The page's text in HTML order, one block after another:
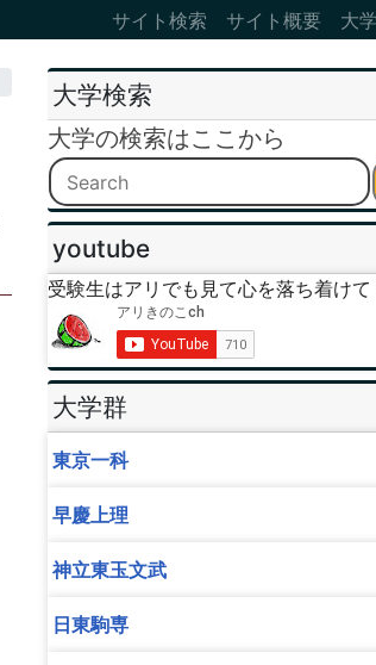
サイト検索 サイト概要 大
大学検索
大学の検索はここから
youtube
受験生はアリでも見て心を落ち着けて
大学群
東京一科
早慶上理
神立東玉文武
日東駒専